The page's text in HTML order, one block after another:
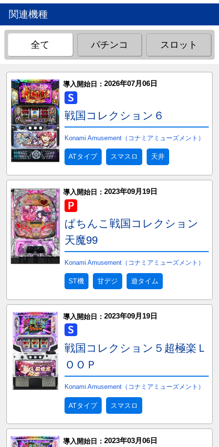
関連機種
全て パチンコ スロット
導入開始日： 2026年07月06日
戦国コレクション６
Konami Amusement（コナミアミューズメント）
ATタイプ スマスロ 天井
導入開始日： 2023年09月19日
ぱちんこ戦国コレクション
天魔99
Konami Amusement（コナミアミューズメント）
ST機 甘デジ 遊タイム
導入開始日： 2023年09月19日
戦国コレクション５超極楽Ｌ
ＯＯＰ
Konami Amusement（コナミアミューズメント）
ATタイプ スマスロ
導入開始日： 2023年03月06日